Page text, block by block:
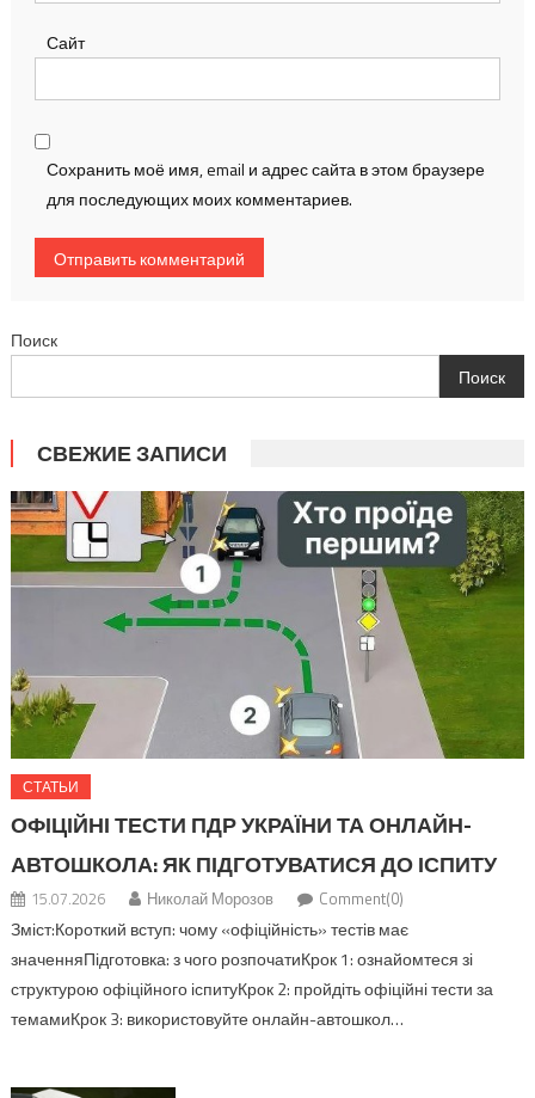
Сайт
Сохранить моё имя, email и адрес сайта в этом браузере
для последующих моих комментариев.
Поиск
Поиск
СВЕЖИЕ ЗАПИСИ
СТАТЬИ
ОФІЦІЙНІ ТЕСТИ ПДР УКРАЇНИ ТА ОНЛАЙН-
АВТОШКОЛА: ЯК ПІДГОТУВАТИСЯ ДО ІСПИТУ
15.07.2026 Николай Морозов Comment(0)
Зміст:Короткий вступ: чому «офіційність» тестів має
значенняПідготовка: з чого розпочатиКрок 1: ознайомтеся зі
структурою офіційного іспитуКрок 2: пройдіть офіційні тести за
темамиКрок 3: використовуйте онлайн-автошкол…